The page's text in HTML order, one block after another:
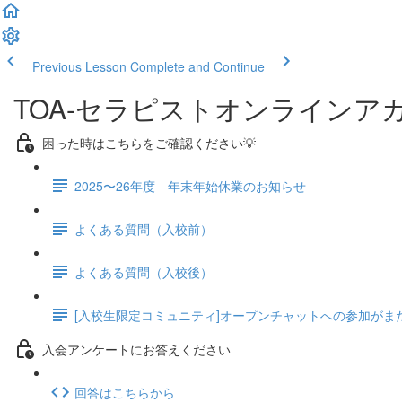
Previous Lesson Complete and Continue
TOA-セラピストオンラインア
困った時はこちらをご確認ください💡
2025〜26年度 年末年始休業のお知らせ
よくある質問（入校前）
よくある質問（入校後）
[入校生限定コミュニティ]オープンチャットへの参加がま
入会アンケートにお答えください
回答はこちらから